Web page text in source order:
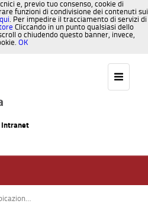
e, previo tuo consenso, cookie di
funzioni di condivisione dei contenuti sui
. Per impedire il tracciamento di servizi di
Cliccando in un punto qualsiasi dello
o chiudendo questo banner, invece,
OK
Intranet
UbicazioneGeositiUmbria